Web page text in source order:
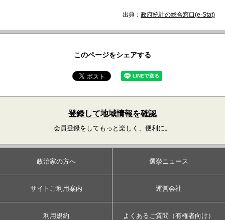
出典： 政府統計の総合窓口(e-Stat)
このページをシェアする
登録して地域情報を確認
会員登録をしてもっと楽しく、便利に。
政治家の方へ 選挙ニュース
サイトご利用案内 運営会社
利用規約 よくあるご質問（有権者向け）